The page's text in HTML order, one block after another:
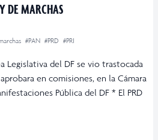
DE MARCHAS
#PAN #PRD #PRI
Legislativa del DF se vio trastocada
en comisiones, en la Cámara
Pública del DF * El PRD